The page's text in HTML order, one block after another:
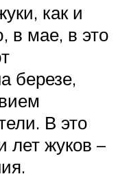
как и
в мае, в это
березе,
В это
лет жуков –